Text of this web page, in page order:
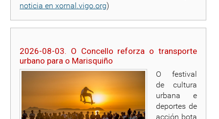
noticia en xornal.vigo.org)
2026-08-03. O Concello reforza o transporte
urbano para o Marisquiño
O festival
de cultura
urbana e
deportes de
acción bota